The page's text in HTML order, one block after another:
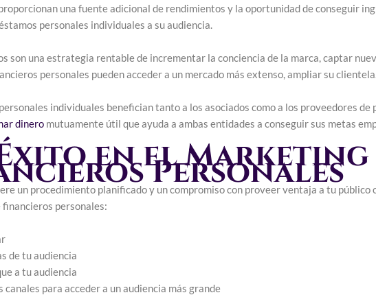
una fuente adicional de rendimientos y la oportunidad de conseguir
personales individuales a su audiencia.
son una estrategia rentable de incrementar la conciencia de la marca, captar
personales pueden acceder a un mercado más extenso, ampliar su clientela.
individuales benefician tanto a los asociados como a los proveedores de
dinero mutuamente útil que ayuda a ambas entidades a conseguir sus metas
en el Marketing
Personales
un procedimiento planificado y un compromiso con proveer ventaja a tu público
personales:
de tu audiencia
a tu audiencia
para acceder a un audiencia más grande